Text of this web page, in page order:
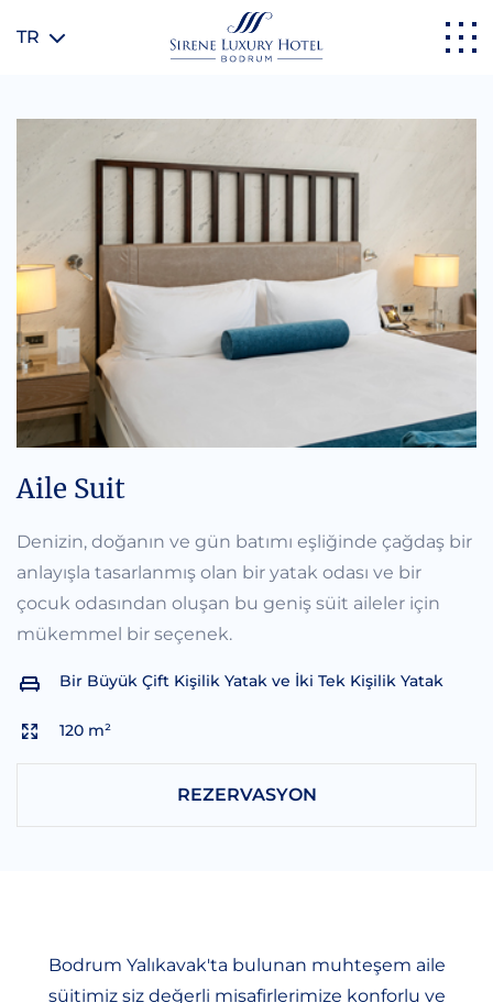
TR
Aile Suit
Denizin, doğanın ve gün batımı eşliğinde çağdaş bir
anlayışla tasarlanmış olan bir yatak odası ve bir
çocuk odasından oluşan bu geniş süit aileler için
mükemmel bir seçenek.
Bir Büyük Çift Kişilik Yatak ve İki Tek Kişilik Yatak
120 m²
REZERVASYON
Bodrum Yalıkavak'ta bulunan muhteşem aile
süitimiz siz değerli misafirlerimize konforlu ve